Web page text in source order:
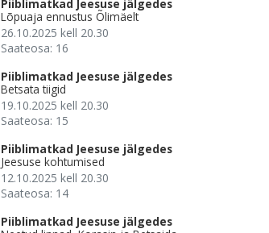
Piiblimatkad Jeesuse jälgedes
Lõpuaja ennustus Õlimäelt
26.10.2025 kell 20.30
Saateosa: 16
Piiblimatkad Jeesuse jälgedes
Betsata tiigid
19.10.2025 kell 20.30
Saateosa: 15
Piiblimatkad Jeesuse jälgedes
Jeesuse kohtumised
12.10.2025 kell 20.30
Saateosa: 14
Piiblimatkad Jeesuse jälgedes